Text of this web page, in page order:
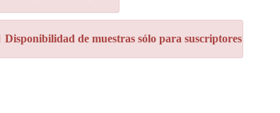
Disponibilidad de muestras sólo para suscriptores